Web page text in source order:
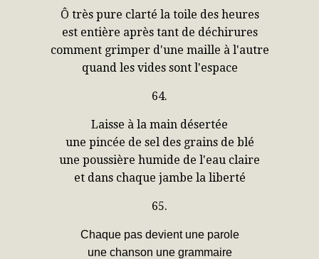
Ô très pure clarté la toile des heures
est entière après tant de déchirures
comment grimper d'une maille à l'autre
quand les vides sont l'espace
64.
Laisse à la main désertée
une pincée de sel des grains de blé
une poussière humide de l'eau claire
et dans chaque jambe la liberté
65.
Chaque pas devient une parole
une chanson une grammaire